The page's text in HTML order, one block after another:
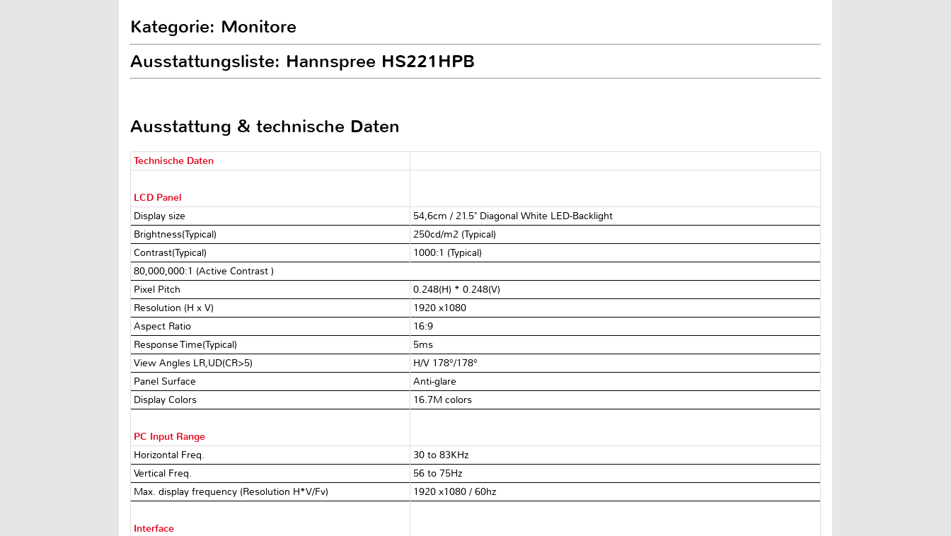
Kategorie: Monitore
Ausstattungsliste: Hannspree HS221HPB
Ausstattung & technische Daten
Technische Daten
LCD Panel
Display size
54,6cm / 21.5" Diagonal White LED-Backlight
Brightness(Typical)
250cd/m2 (Typical)
Contrast(Typical)
1000:1 (Typical)
80,000,000:1 (Active Contrast )
Pixel Pitch
0.248(H) * 0.248(V)
Resolution (H x V)
1920 x1080
Aspect Ratio
16:9
Response Time(Typical)
5ms
View Angles LR,UD(CR>5)
H/V 178°/178°
Panel Surface
Anti-glare
Display Colors
16.7M colors
PC Input Range
Horizontal Freq.
30 to 83KHz
Vertical Freq.
56 to 75Hz
Max. display frequency (Resolution H*V/Fv)
1920 x1080 / 60hz
Interface